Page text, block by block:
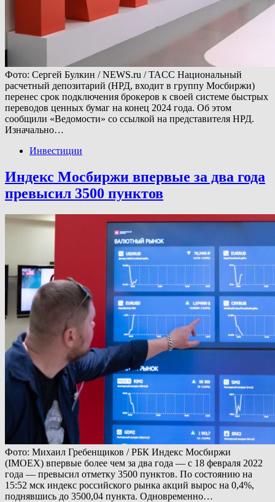
Фото: Сергей Булкин / NEWS.ru / TACC Национальный
расчетный депозитарий (НРД, входит в группу Мосбиржи)
перенес срок подключения брокеров к своей системе быстрых
переводов ценных бумаг на конец 2024 года. Об этом
сообщили «Ведомости» со ссылкой на представителя НРД.
Изначально…
Инвестиции
Индекс Мосбиржи впервые за два года
превысил 3500 пунктов
Фото: Михаил Гребенщиков / РБК Индекс Мосбиржи
(IMOEX) впервые более чем за два года — с 18 февраля 2022
года — превысил отметку 3500 пунктов. По состоянию на
15:52 мск индекс российского рынка акций вырос на 0,4%,
поднявшись до 3500,04 пункта. Одновременно…